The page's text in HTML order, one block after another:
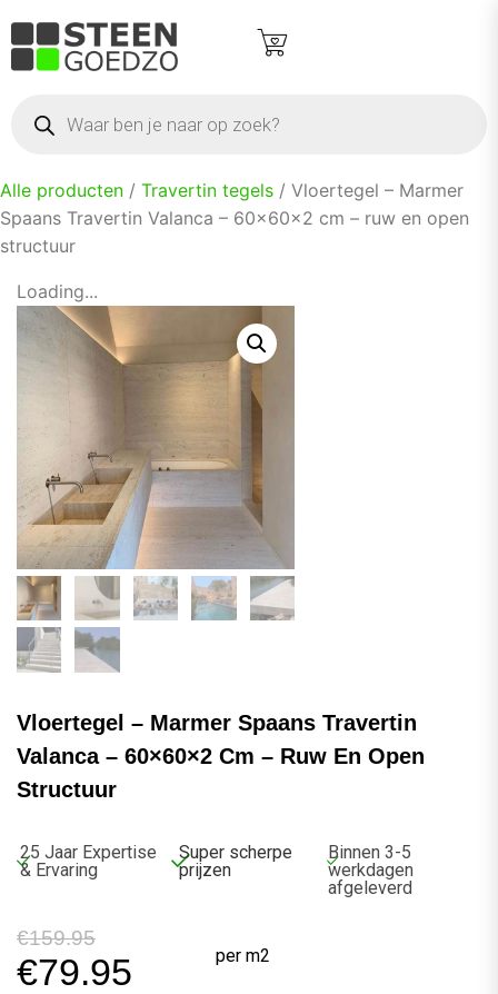
Alle producten / Travertin tegels / Vloertegel – Marmer
Spaans Travertin Valanca – 60×60×2 cm – ruw en open
structuur
Loading...
Vloertegel – Marmer Spaans Travertin
Valanca – 60×60×2 Cm – Ruw En Open
Structuur
25 Jaar Expertise
& Ervaring
Super scherpe
prijzen
Binnen 3-5
werkdagen
afgeleverd
€159.95
€79.95 per m2